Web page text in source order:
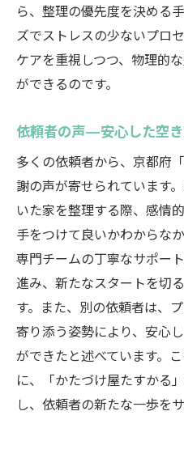
ら、整理の優先度を決める
ズでストレスの少ないプロ
ケアを重視しつつ、物理的
ができるのです。
依頼者の声—安心した空
多くの依頼者から、京都府
謝の声が寄せられています
いた家を整理する際、感情
手をつけて良いかわからな
専門チームの丁寧なサポー
進み、新たなスタートを切
す。また、別の依頼者は、
寄り添う姿勢により、安心
ができたと述べています。
に、「かたづけ屋たすかる
し、依頼者の新たな一歩を